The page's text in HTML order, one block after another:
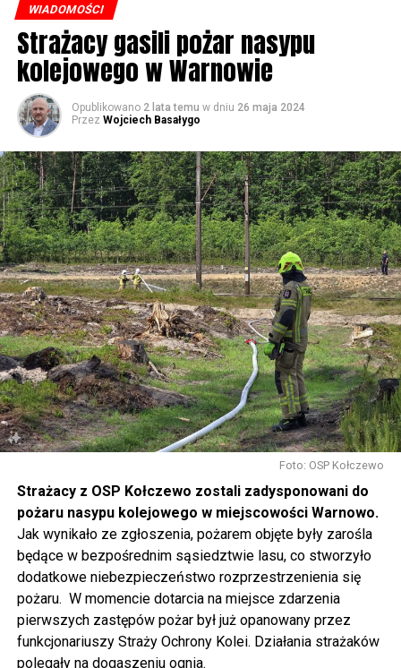
W piątek koncerty będą odbywały się już od rana, jednak
w sposób szczególny zachęcamy do udziału w
warsztatach, które rozpoczną się o 14.30 w namiotach
rozstawionych przed biblioteką. Będziecie mogli m.in.
pofilcować, nauczyć się makramowych splotów, napisać
dyktando, wziąć udział w warsztatach fotograficznych i
ekologicznych, namalować obraz, zrobić grafitti czy
stworzyć pachnącą sojową świeczkę.
Gwiazdą wieczoru będzie Magda Anioł, której koncert
W sobotę o godz. 15 wspólnie na nowo odkryjemy Wolin
odbywając podróż w czasie za sprawą Centrum Słowian i
Wikingów lub zwiedzając miasto z przewodnikiem (start
spod biblioteki). O godzinie 19.00 w kolegiacie
wysłuchamy organowego koncertu w wykonaniu
państwa Witkowskich.
Wyjątkowym wydarzeniem będzie koncert w wykonaniu
WIADOMOŚCI
Strażacy gasili pożar nasypu
kolejowego w Warnowie
Opublikowano 2 lata temu w dniu 26 maja 2024
Przez Wojciech Basałygo
Foto: OSP Kołczewo
Strażacy z OSP Kołczewo zostali zadysponowani do
pożaru nasypu kolejowego w miejscowości Warnowo.
Jak wynikało ze zgłoszenia, pożarem objęte były zarośla
będące w bezpośrednim sąsiedztwie lasu, co stworzyło
dodatkowe niebezpieczeństwo rozprzestrzenienia się
pożaru. W momencie dotarcia na miejsce zdarzenia
pierwszych zastępów pożar był już opanowany przez
funkcjonariuszy Straży Ochrony Kolei. Działania strażaków
polegały na dogaszeniu ognia.